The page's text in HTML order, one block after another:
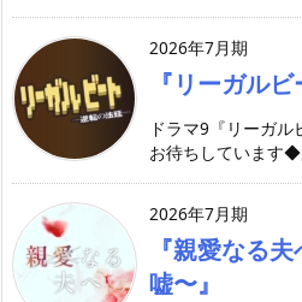
2026年7月期
『リーガル
ドラマ9『リーガ
お待ちしています
2026年7月期
『親愛なる
嘘〜』